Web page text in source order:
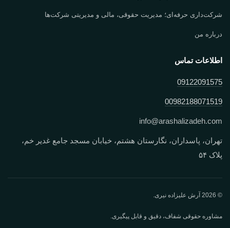
شرکت‌داری حرفه‌ای؛ مدیریت حقوقی، مالی و مدیریتی شرکت‌ها
درباره من
اطلاعات تماس
09122091575
00982188071519
info@arashalizadeh.com
تهران، پاسداران، نگارستان هشتم، خیابان مسجد جامع غدیر خم،
پلاک ۵۴
© 2026 آرش علیزاده نیری.
مشاوره حقوقی شفاف، دقیق و قابل پیگیری.